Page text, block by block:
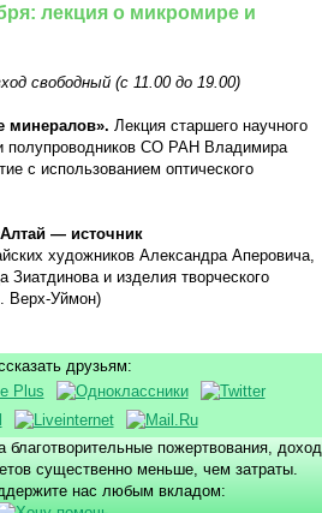
лекция о микромире и
свободный (с 11.00 до 19.00)
минералов». Лекция старшего научного
полупроводников СО РАН Владимира
с использованием оптического
— источник
художников Александра Аперовича,
и изделия творческого
Верх-Уймон)
друзьям:
пожертвования, доход
существенно меньше, чем затраты.
нас любым вкладом: